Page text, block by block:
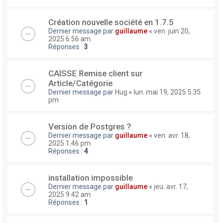
Création nouvelle société en 1.7.5
Dernier message par guillaume « ven. juin 20,
2025 6:56 am
Réponses : 3
CAISSE Remise client sur
Article/Catégorie
Dernier message par Hug « lun. mai 19, 2025 5:35
pm
Version de Postgres ?
Dernier message par guillaume « ven. avr. 18,
2025 1:46 pm
Réponses : 4
installation impossible
Dernier message par guillaume « jeu. avr. 17,
2025 9:42 am
Réponses : 1